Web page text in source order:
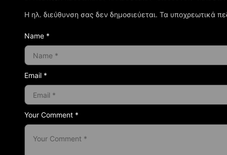
Η ηλ. διεύθυνση σας δεν δημοσιεύεται. Τα υποχρεωτικά
Your Comment *
Name *
Email *